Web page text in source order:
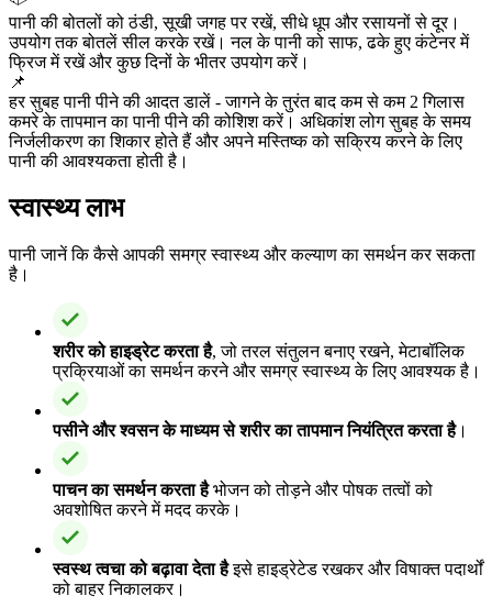
पानी की बोतलों को ठंडी, सूखी जगह पर रखें, सीधे धूप और रसायनों से दूर।
उपयोग तक बोतलें सील करके रखें। नल के पानी को साफ, ढके हुए कंटेनर में
फ्रिज में रखें और कुछ दिनों के भीतर उपयोग करें।
📌
हर सुबह पानी पीने की आदत डालें - जागने के तुरंत बाद कम से कम 2 गिलास
कमरे के तापमान का पानी पीने की कोशिश करें। अधिकांश लोग सुबह के समय
निर्जलीकरण का शिकार होते हैं और अपने मस्तिष्क को सक्रिय करने के लिए
पानी की आवश्यकता होती है।
स्वास्थ्य लाभ
पानी जानें कि कैसे आपकी समग्र स्वास्थ्य और कल्याण का समर्थन कर सकता
है।
शरीर को हाइड्रेट करता है, जो तरल संतुलन बनाए रखने, मेटाबॉलिक
प्रक्रियाओं का समर्थन करने और समग्र स्वास्थ्य के लिए आवश्यक है।
पसीने और श्वसन के माध्यम से शरीर का तापमान नियंत्रित करता है।
पाचन का समर्थन करता हैभोजन को तोड़ने और पोषक तत्वों को
अवशोषित करने में मदद करके।
स्वस्थ त्वचा को बढ़ावा देता हैइसे हाइड्रेटेड रखकर और विषाक्त पदार्थों
को बाहर निकालकर।